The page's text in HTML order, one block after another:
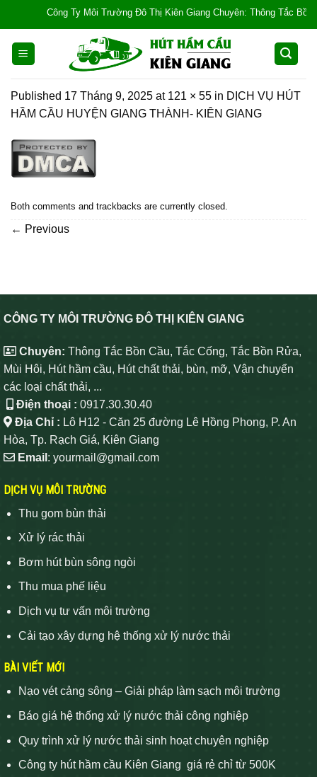
content
Công Ty Môi Trường Đô Thị Kiên Giang Chuyên: Thông Tắc Bồn
Published 17 Tháng 9, 2025 at 121 × 55 in DỊCH VỤ HÚT
HẦM CẦU HUYỆN GIANG THÀNH- KIÊN GIANG
Both comments and trackbacks are currently closed.
← Previous
CÔNG TY MÔI TRƯỜNG ĐÔ THỊ KIÊN GIANG
Chuyên: Thông Tắc Bồn Cầu, Tắc Cống, Tắc Bồn Rửa,
Mùi Hôi, Hút hầm cầu, Hút chất thải, bùn, mỡ, Vận chuyển
các loại chất thải, ...
Điện thoại : 0917.30.30.40
Địa Chỉ : Lô H12 - Căn 25 đường Lê Hồng Phong, P. An
Hòa, Tp. Rạch Giá, Kiên Giang
Email : yourmail@gmail.com
DỊCH VỤ MÔI TRƯỜNG
Thu gom bùn thải
Xử lý rác thải
Bơm hút bùn sông ngòi
Thu mua phế liệu
Dịch vụ tư vấn môi trường
Cải tạo xây dựng hệ thống xử lý nước thải
BÀI VIẾT MỚI
Nạo vét cảng sông – Giải pháp làm sạch môi trường
Báo giá hệ thống xử lý nước thải công nghiệp
Quy trình xử lý nước thải sinh hoạt chuyên nghiệp
Công ty hút hầm cầu Kiên Giang giá rẻ chỉ từ 500K